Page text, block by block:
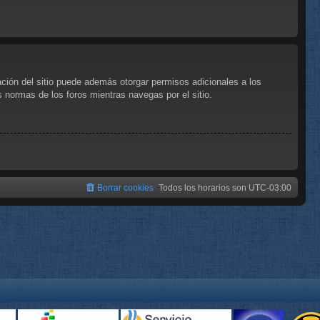
del sitio puede además otorgar permisos adicionales a los
de los foros mientras navegas por el sitio.
Todos los horarios son UTC-03:00
Borrar cookies